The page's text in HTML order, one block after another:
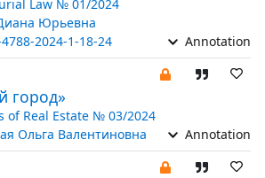
Law № 01/2024
Юрьевна
2024-1-18-24 Annotation
город»
of Real Estate № 03/2024
Ольга Валентиновна Annotation